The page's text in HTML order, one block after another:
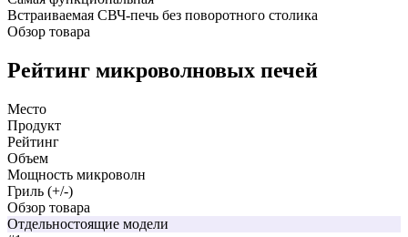
Встраиваемая СВЧ-печь без поворотного столика
Обзор товара
Рейтинг микроволновых печей
Место
Продукт
Рейтинг
Объем
Мощность микроволн
Гриль (+/-)
Обзор товара
Отдельностоящие модели